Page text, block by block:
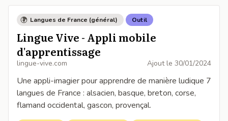
Langues de France (général) Outil
Lingue Vive - Appli mobile
d'apprentissage
lingue-vive.com Ajout le 30/01/2024
Une appli-imagier pour apprendre de manière ludique 7
langues de France : alsacien, basque, breton, corse,
flamand occidental, gascon, provençal.